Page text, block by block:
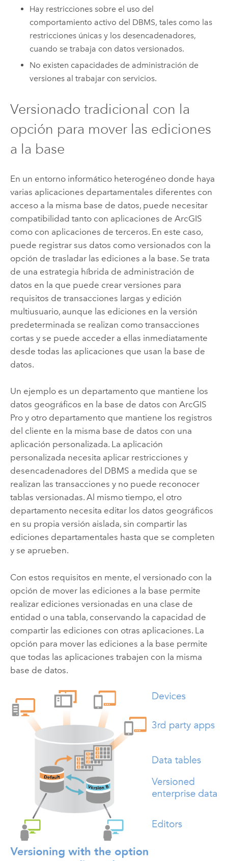
Hay restricciones sobre el uso del
comportamiento activo del DBMS, tales como las
restricciones únicas y los desencadenadores,
cuando se trabaja con datos versionados.
No existen capacidades de administración de
versiones al trabajar con servicios.
Versionado tradicional con la
opción para mover las ediciones
a la base
En un entorno informático heterogéneo donde haya
varias aplicaciones departamentales diferentes con
acceso a la misma base de datos, puede necesitar
compatibilidad tanto con aplicaciones de ArcGIS
como con aplicaciones de terceros. En este caso,
puede registrar sus datos como versionados con la
opción de trasladar las ediciones a la base. Se trata
de una estrategia híbrida de administración de
datos en la que puede crear versiones para
requisitos de transacciones largas y edición
multiusuario, aunque las ediciones en la versión
predeterminada se realizan como transacciones
cortas y se puede acceder a ellas inmediatamente
desde todas las aplicaciones que usan la base de
datos.
Un ejemplo es un departamento que mantiene los
datos geográficos en la base de datos con ArcGIS
Proy otro departamento que mantiene los registros
del cliente en la misma base de datos con una
aplicación personalizada. La aplicación
personalizada necesita aplicar restricciones y
desencadenadores del DBMS a medida que se
realizan las transacciones y no puede reconocer
tablas versionadas. Al mismo tiempo, el otro
departamento necesita editar los datos geográficos
en su propia versión aislada, sin compartir las
ediciones departamentales hasta que se completen
y se aprueben.
Con estos requisitos en mente, el versionado con la
opción de mover las ediciones a la base permite
realizar ediciones versionadas en una clase de
entidad o una tabla, conservando la capacidad de
compartir las ediciones con otras aplicaciones. La
opción para mover las ediciones a la base permite
que todas las aplicaciones trabajen con la misma
base de datos.